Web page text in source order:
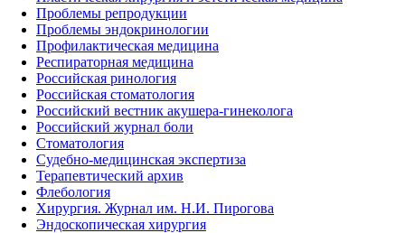
Проблемы репродукции
Проблемы эндокринологии
Профилактическая медицина
Респираторная медицина
Российская ринология
Российская стоматология
Российский вестник акушера-гинеколога
Российский журнал боли
Стоматология
Судебно-медицинская экспертиза
Терапевтический архив
Флебология
Хирургия. Журнал им. Н.И. Пирогова
Эндоскопическая хирургия